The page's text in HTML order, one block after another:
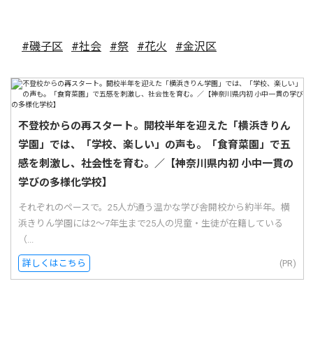
#磯子区 #社会 #祭 #花火 #金沢区
不登校からの再スタート。開校半年を迎えた「横浜きりん
学園」では、「学校、楽しい」の声も。「食育菜園」で五
感を刺激し、社会性を育む。／【神奈川県内初 小中一貫の
学びの多様化学校】
それぞれのペースで。25人が通う温かな学び舎開校から約半年。横
浜きりん学園には2〜7年生まで25人の児童・生徒が在籍している
（...
詳しくはこちら (PR)